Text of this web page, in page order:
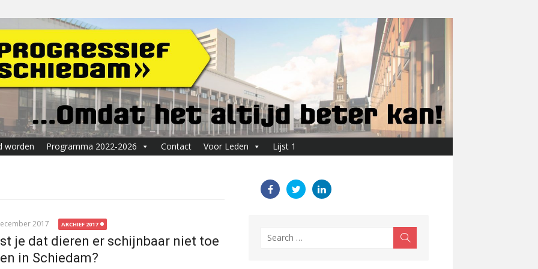
worden Programma 2022-2026 Contact Voor Leden Lijst 1
2017 ARCHIEF 2017
je dat dieren er schijnbaar niet toe
in Schiedam?
for: